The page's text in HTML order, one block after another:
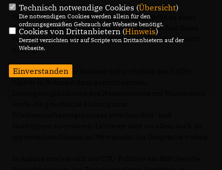
In den drei Ländern wird Polenz die Gespräche zu einer
Einschätzung über die während des Europäischen Rates
vom 13. und 14. März 2008 vereinbarte „Mittelmeerunion“
nutzen.
Die Reise nach Griechenland soll im Vorfeld des NATO-
Technisch notwendige Cookies (Übersicht)
Die notwendigen Cookies werden allein für den
ordnungsgemäßen Gebrauch der Webseite benötigt.
Cookies von Drittanbietern (Hinweis)
Derzeit verzichten wir auf Scripte von Drittanbietern auf der
Webseite.
Einverstanden